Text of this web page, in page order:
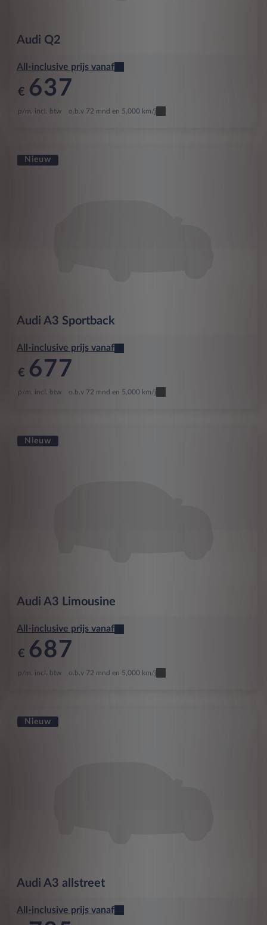
Audi Q2
All-inclusive prijs vanaf
€ 637
p/m. incl. btw o.b.v 72 mnd en 5,000 km/j
Nieuw
Audi A3 Sportback
All-inclusive prijs vanaf
€ 677
p/m. incl. btw o.b.v 72 mnd en 5,000 km/j
Nieuw
Audi A3 Limousine
All-inclusive prijs vanaf
€ 687
p/m. incl. btw o.b.v 72 mnd en 5,000 km/j
Nieuw
Audi A3 allstreet
All-inclusive prijs vanaf